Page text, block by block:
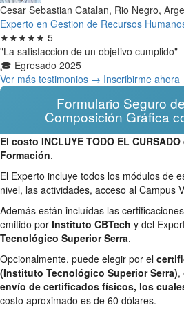
Cesar Sebastian Catalan, Rio Negro,
Experto en Gestion de Recursos
★★★★★ 5
"La satisfaccion de un objetivo cumplido"
🎓 Egresado 2025
Ver más testimonios → Inscribirme ahora
Formulario Seguro
Composición Gráfica
El costo INCLUYE TODO EL
Formación.
El Experto incluye todos los módulos de
nivel, las actividades, acceso al Campus
Además están incluídas las
emitido por Instituto CBTech y del
Tecnológico Superior Serra.
Opcionalmente, puede elegir por el
(Instituto Tecnológico Superior Serra),
envío de certificados físicos, los
costo aproximado es de 60 dólares.